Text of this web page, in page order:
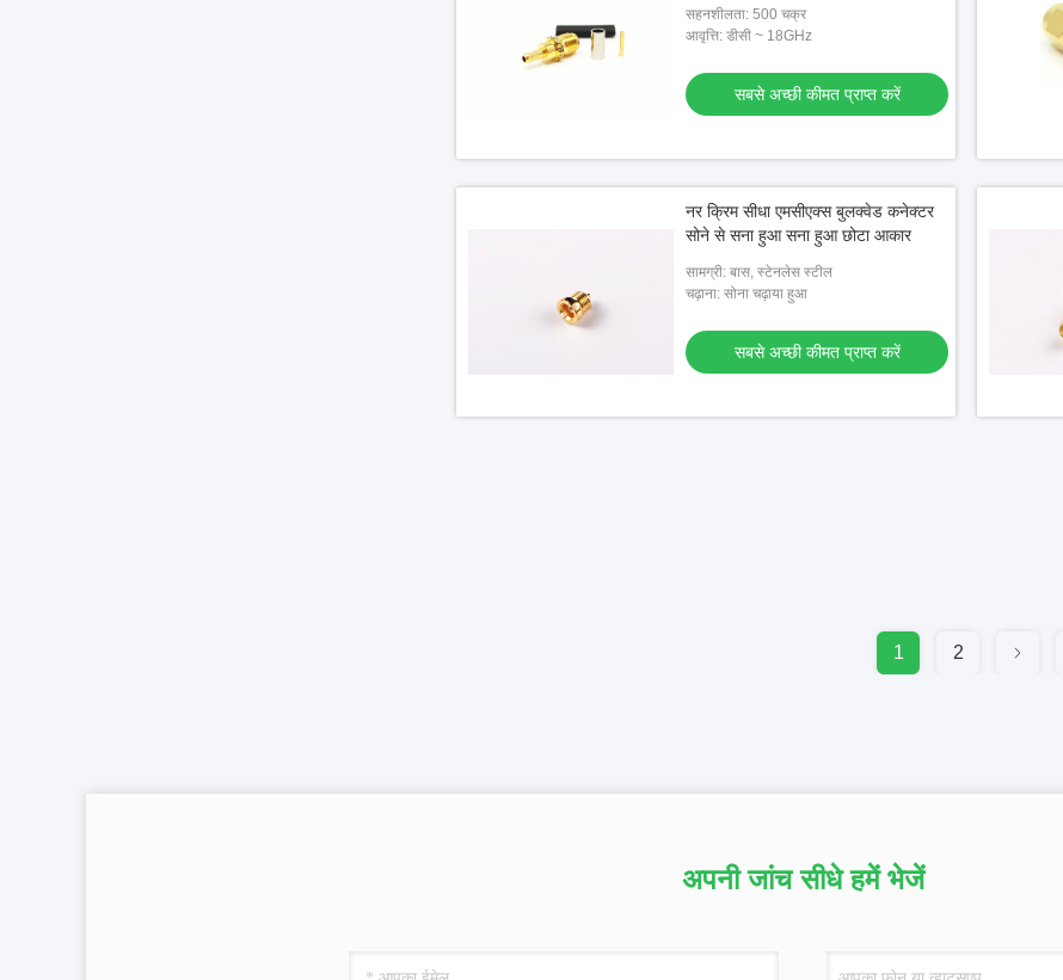
सहनशीलता: 500 चक्र
आवृत्ति: डीसी ~ 18GHz
सबसे अच्छी कीमत प्राप्त करें
नर क्रिम सीधा एमसीएक्स बुलक्वेड कनेक्टर
सोने से सना हुआ सना हुआ छोटा आकार
सामग्री: बास, स्टेनलेस स्टील
चढ़ाना: सोना चढ़ाया हुआ
सबसे अच्छी कीमत प्राप्त करें
1 2
अपनी जांच सीधे हमें भेजें